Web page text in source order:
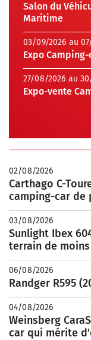
Salon du
Maritime
03/09/2026 au
Expo
27/08/2026 au
Expo-vente
02/08/2026
Carthago C-
camping-car de
03/08/2026
Sunlight Ibex
terrain de
06/08/2026
Randger R595
04/08/2026
Weinsberg
car qui mérite